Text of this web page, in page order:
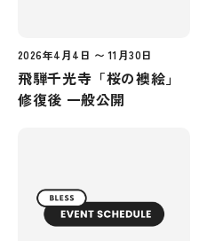
2026年4月4日 〜 11月30日
飛騨千光寺「桜の襖絵」
修復後 一般公開